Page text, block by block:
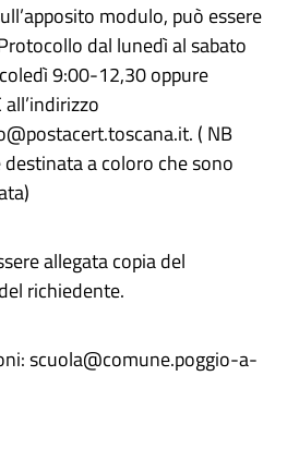
modulo, può essere
dal lunedì al sabato
9:00-12,30 oppure
( NB
a coloro che sono
allegata copia del
richiedente.
scuola@comune.poggio-a-